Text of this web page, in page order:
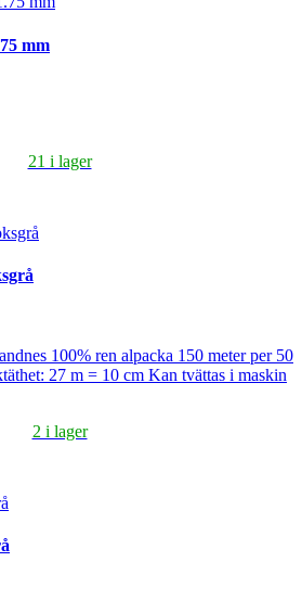
mm
21 i lager
100% ren alpacka 150 meter per 50
27 m = 10 cm Kan tvättas i maskin
2 i lager